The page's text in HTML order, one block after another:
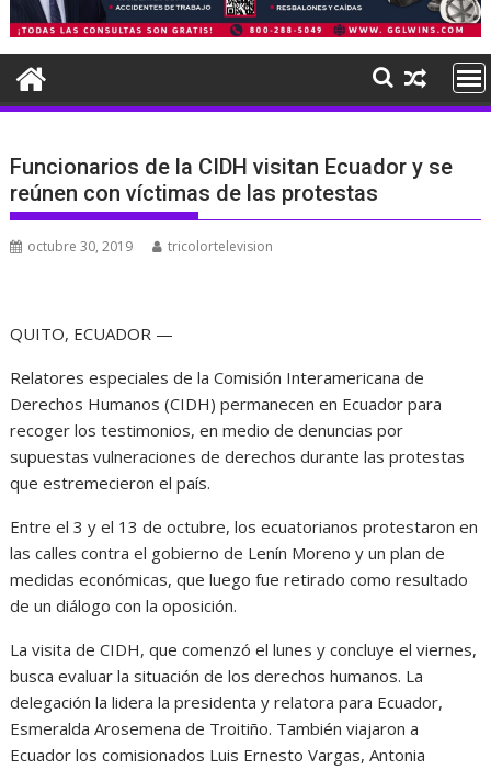
Funcionarios de la CIDH visitan Ecuador y se
reúnen con víctimas de las protestas
octubre 30, 2019 tricolortelevision
QUITO, ECUADOR —
Relatores especiales de la Comisión Interamericana de
Derechos Humanos (CIDH) permanecen en Ecuador para
recoger los testimonios, en medio de denuncias por
supuestas vulneraciones de derechos durante las protestas
que estremecieron el país.
Entre el 3 y el 13 de octubre, los ecuatorianos protestaron en
las calles contra el gobierno de Lenín Moreno y un plan de
medidas económicas, que luego fue retirado como resultado
de un diálogo con la oposición.
La visita de CIDH, que comenzó el lunes y concluye el viernes,
busca evaluar la situación de los derechos humanos. La
delegación la lidera la presidenta y relatora para Ecuador,
Esmeralda Arosemena de Troitiño. También viajaron a
Ecuador los comisionados Luis Ernesto Vargas, Antonia